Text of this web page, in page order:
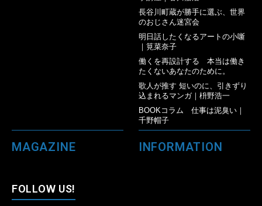
長谷川町蔵が勝手に選ぶ、世界
のおじさん迷宮会
明日話したくなるアートの小噺
｜筧菜奈子
働くを再設計する 本当は働き
たくないあなたのために。
歌人が推す 短いのに、引きずり
込まれるマンガ｜枡野浩一
BOOKコラム 仕事は泥臭い｜
千野帽子
MAGAZINE INFORMATION
FOLLOW US!